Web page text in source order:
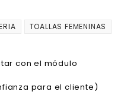
TOALLAS FEMENINAS
con el módulo
para el cliente)